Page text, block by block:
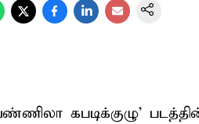
கபடிக்குழு’